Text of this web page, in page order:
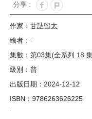
分享 :
作家： 甘詰留太
繪者：-
集數： 第03集(全系列 18
級別：普
出版日期：2024-12-12
ISBN：9786263626225